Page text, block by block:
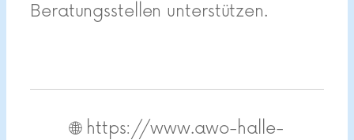
Beratungsstellen unterstützen.
🌐 https://www.awo-halle-